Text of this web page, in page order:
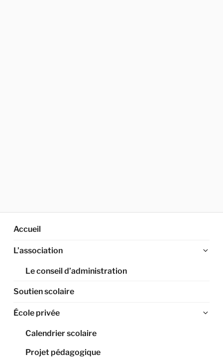
Accueil
L’association
Le conseil d’administration
Soutien scolaire
École privée
Calendrier scolaire
Projet pédagogique